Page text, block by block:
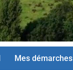
Mes démarches